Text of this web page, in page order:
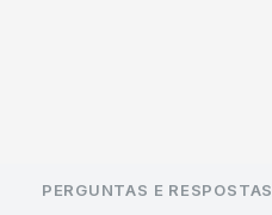
PERGUNTAS E RESPOSTAS